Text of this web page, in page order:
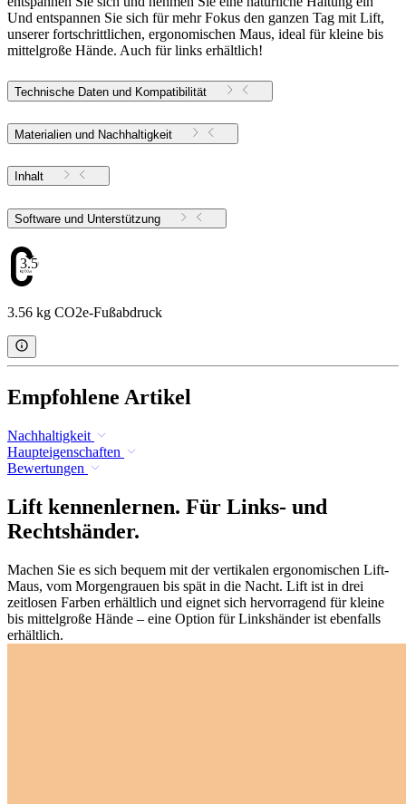
Und entspannen Sie sich für mehr Fokus den ganzen Tag mit Lift,
unserer fortschrittlichen, ergonomischen Maus, ideal für kleine bis
mittelgroße Hände. Auch für links erhältlich!
Technische Daten und Kompatibilität
Materialien und Nachhaltigkeit
Inhalt
Software und Unterstützung
3.56
3.56 kg CO2e-Fußabdruck
Empfohlene Artikel
Nachhaltigkeit
Haupteigenschaften
Bewertungen
Lift kennenlernen. Für Links- und
Rechtshänder.
Machen Sie es sich bequem mit der vertikalen ergonomischen Lift-
Maus, vom Morgengrauen bis spät in die Nacht. Lift ist in drei
zeitlosen Farben erhältlich und eignet sich hervorragend für kleine
bis mittelgroße Hände – eine Option für Linkshänder ist ebenfalls
erhältlich.